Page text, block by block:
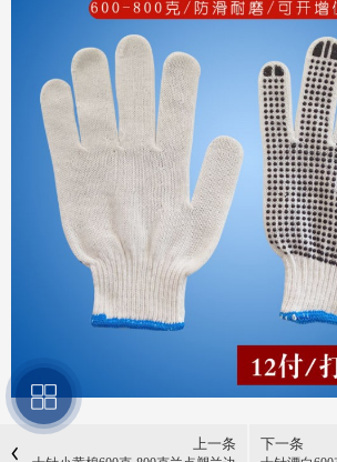
上一条 下一条